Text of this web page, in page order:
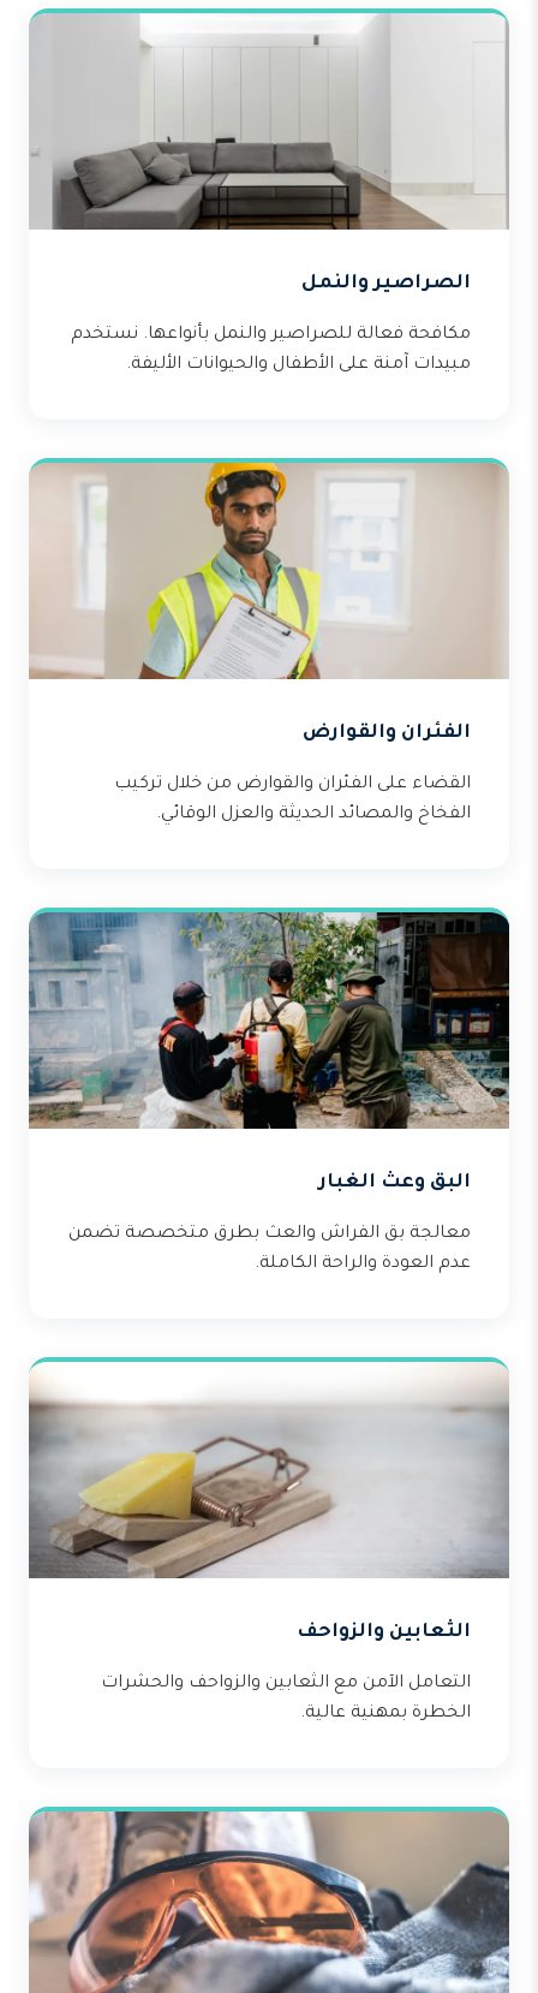
الصراصير والنمل
مكافحة فعالة للصراصير والنمل بأنواعها. نستخدم
مبيدات آمنة على الأطفال والحيوانات الأليفة.
الفئران والقوارض
القضاء على الفئران والقوارض من خلال تركيب
الفخاخ والمصائد الحديثة والعزل الوقائي.
البق وعث الغبار
معالجة بق الفراش والعث بطرق متخصصة تضمن
عدم العودة والراحة الكاملة.
الثعابين والزواحف
التعامل الآمن مع الثعابين والزواحف والحشرات
الخطرة بمهنية عالية.